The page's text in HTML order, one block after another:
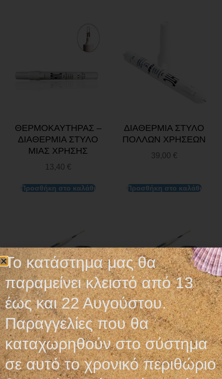
ΘΕΡΜΟΚΑΥΤΗΡΑΣ –
ΔΙΑΘΕΡΜΙΑ ΣΤΥΛΟ
ΜΙΑΣ ΧΡΗΣΗΣ
13,40 €
Προσθήκη στο καλάθι
ΔΙΑΘΕΡΜΙΑ ΣΤΥΛΟ
ΠΟΛΛΩΝ ΧΡΗΣΕΩΝ
39,00 €
Προσθήκη στο καλάθι
ΛΑΒΙΔΑ
ΜΟΝΟΠΟΛΙΚΗΣ
ΔΙΑΘΕΡΜΙΑΣ
2,90€
ΗΛΕΚΤΡΟΔΙΟ (ΛΑΒΗ)
ΔΙΑΘΕΡΜΙΑΣ ΜΙΑΣ
ΧΡΗΣΗΣ
2,90€
Το κατάστημα μας θα
παραμείνει κλειστό από 13
έως και 22 Αυγούστου.
Παραγγελίες που θα
καταχωρηθούν στο σύστημα
σε αυτό το χρονικό περιθώριο